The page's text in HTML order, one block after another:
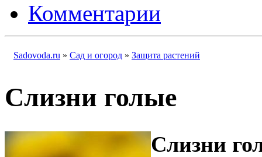
Комментарии
Sadovoda.ru » Сад и огород » Защита растений
Слизни голые
Слизни